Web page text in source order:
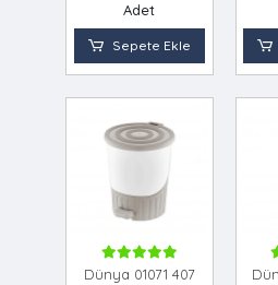
Adet
Sepete Ekle
Dünya 01071 407